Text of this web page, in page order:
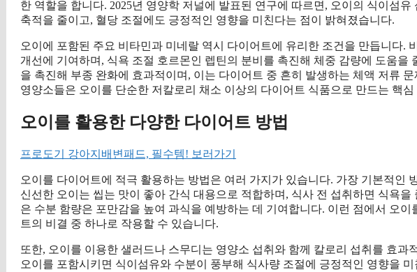
한 역할을 합니다. 2025년 영양학 저널에 발표된 연구에 따르면, 오이의 식이섬
축적을 줄이고, 혈당 조절에도 긍정적인 영향을 미친다는 점이 밝혀졌습니다.
오이에 포함된 주요 비타민과 미네랄 역시 다이어트에 유리한 조건을 만듭니다.
개선에 기여하며, 식욕 조절 호르몬인 렙틴의 분비를 촉진해 체중 감량에 도움을
을 촉진해 부종 완화에 효과적이며, 이는 다이어트 중 흔히 발생하는 체액 저류
영양소들은 오이를 단순한 저칼로리 채소 이상의 다이어트 식품으로 만드는 핵심
오이를 활용한 다양한 다이어트 방법
프로도기 강아지배변패드, 필수템! 보러가기
오이를 다이어트에 적극 활용하는 방법은 여러 가지가 있습니다. 가장 기본적인
신선한 오이는 씹는 맛이 좋아 간식 대용으로 적합하며, 식사 전 섭취하면 식욕
은 수분 함량은 포만감을 높여 과식을 예방하는 데 기여합니다. 이런 점에서 오
트의 비결 중 하나로 작용할 수 있습니다.
또한, 오이를 이용한 샐러드나 스무디는 영양소 섭취와 함께 칼로리 섭취를 효과
오이를 포함시키면 식이섬유와 수분이 풍부해 식사량 조절에 긍정적인 영향을